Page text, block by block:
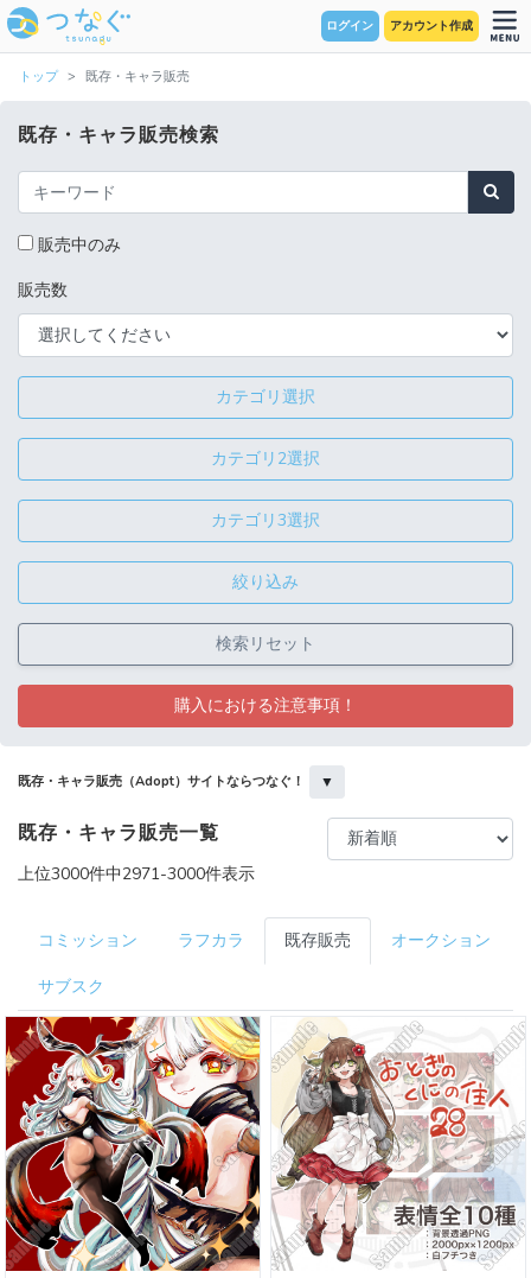
ログイン アカウント作成
トップ 既存・キャラ販売
既存・キャラ販売検索
販売中のみ
販売数
カテゴリ選択
カテゴリ2選択
カテゴリ3選択
絞り込み
検索リセット
購入における注意事項！
既存・キャラ販売（Adopt）サイトならつなぐ！ ▼
既存・キャラ販売一覧
上位3000件中2971-3000件表示
コミッション ラフカラ 既存販売 オークション
サブスク